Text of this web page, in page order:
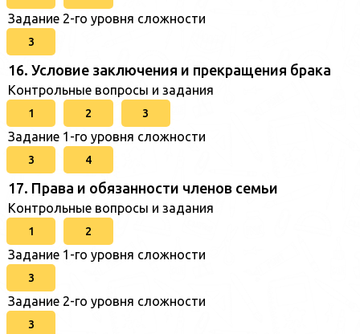
Задание 2-го уровня сложности
3
16. Условие заключения и прекращения брака
Контрольные вопросы и задания
1 2 3
Задание 1-го уровня сложности
3 4
17. Права и обязанности членов семьи
Контрольные вопросы и задания
1 2
Задание 1-го уровня сложности
3
Задание 2-го уровня сложности
3